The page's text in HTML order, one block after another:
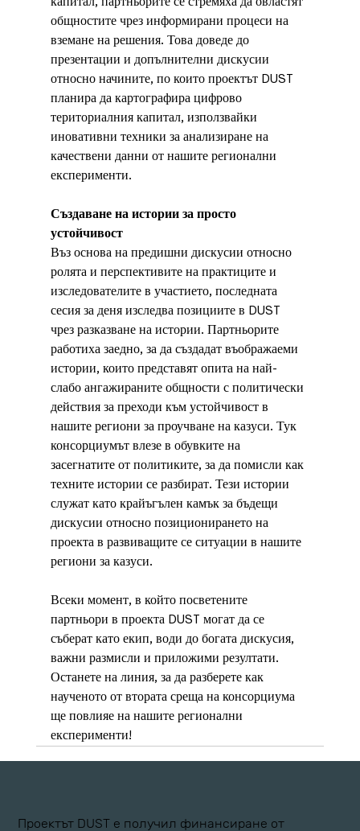
общностите чрез информирани процеси на
вземане на решения. Това доведе до
презентации и допълнителни дискусии
относно начините, по които проектът DUST
планира да картографира цифрово
териториалния капитал, използвайки
иновативни техники за анализиране на
качествени данни от нашите регионални
експерименти.
Създаване на истории за просто
устойчивост
Въз основа на предишни дискусии относно
ролята и перспективите на практиците и
изследователите в участието, последната
сесия за деня изследва позициите в DUST
чрез разказване на истории. Партньорите
работиха заедно, за да създадат въображаеми
истории, които представят опита на най-
слабо ангажираните общности с политически
действия за преходи към устойчивост в
нашите региони за проучване на казуси. Тук
консорциумът влезе в обувките на
засегнатите от политиките, за да помисли как
техните истории се разбират. Тези истории
служат като крайъгълен камък за бъдещи
дискусии относно позиционирането на
проекта в развиващите се ситуации в нашите
региони за казуси.
Всеки момент, в който посветените
партньори в проекта DUST могат да се
съберат като екип, води до богата дискусия,
важни размисли и приложими резултати.
Останете на линия, за да разберете как
наученото от втората среща на консорциума
ще повлияе на нашите регионални
експерименти!
Проектът DUST е получил финансиране от